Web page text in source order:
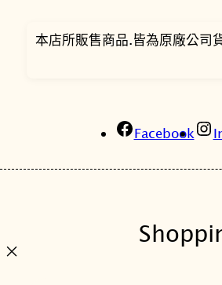
本店所販售商品.皆為原廠公司
Facebook
+